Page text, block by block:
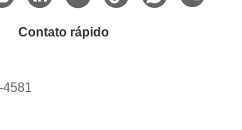
Contato rápido
4581